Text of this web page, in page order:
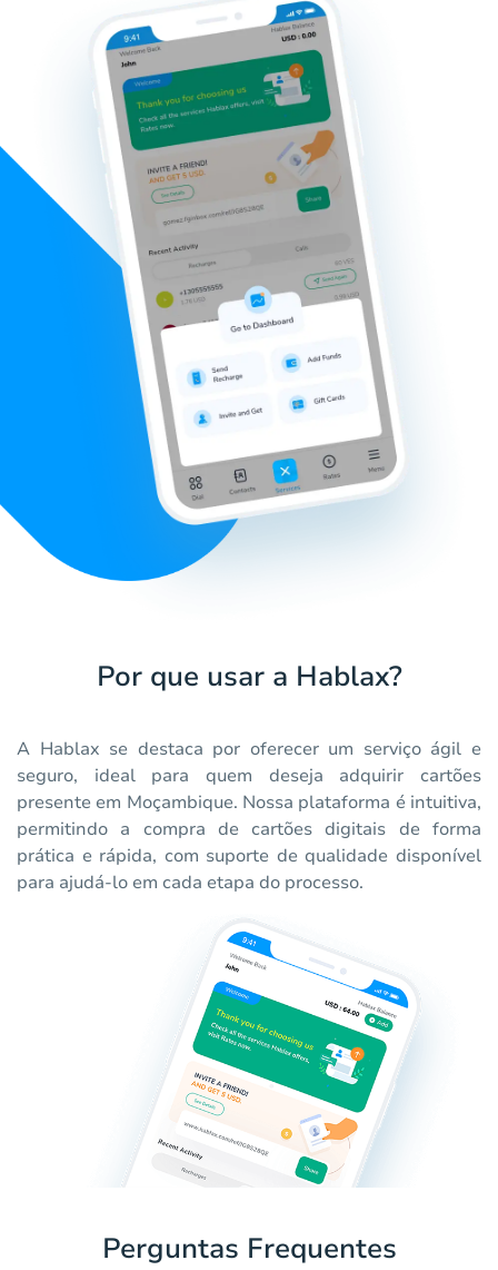
Por que usar a Hablax?
A Hablax se destaca por oferecer um serviço ágil e
seguro, ideal para quem deseja adquirir cartões
presente em Moçambique. Nossa plataforma é intuitiva,
permitindo a compra de cartões digitais de forma
prática e rápida, com suporte de qualidade disponível
para ajudá-lo em cada etapa do processo.
Perguntas Frequentes